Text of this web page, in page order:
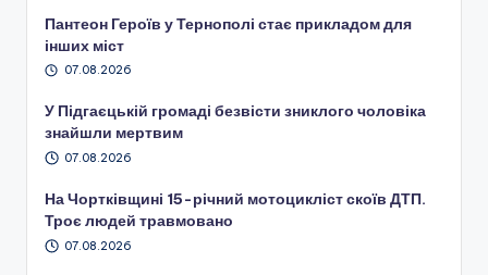
Пантеон Героїв у Тернополі стає прикладом для
інших міст
07.08.2026
У Підгаєцькій громаді безвісти зниклого чоловіка
знайшли мертвим
07.08.2026
На Чортківщині 15-річний мотоцикліст скоїв ДТП.
Троє людей травмовано
07.08.2026